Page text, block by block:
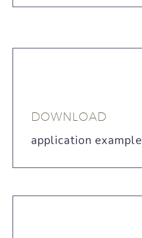
DOWNLOAD
application example